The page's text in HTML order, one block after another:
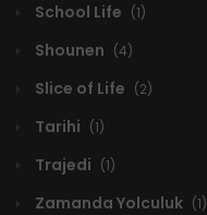
School Life (1)
Shounen (4)
Slice of Life (2)
Tarihi (1)
Trajedi (1)
Zamanda Yolculuk (1)